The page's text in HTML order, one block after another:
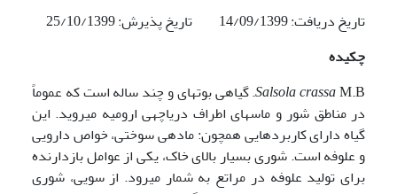
تاریخ دریافت: 14/09/1399 تاریخ پذیرش: 25/10/1399
چکیده
Salsola crassaM.B. گیاهی بوته­ای و چند ساله است که عموماً
در مناطق شور و ماسه­ای اطراف دریاچه­ی ارومیه می­روید. این
گیاه دارای کاربردهایی همچون: ماده­ی سوختی، خواص دارویی
و علوفه است. شوری بسیار بالای خاک، یکی از عوامل بازدارنده
برای تولید علوفه در مراتع به شمار می­رود. از سویی، شوری